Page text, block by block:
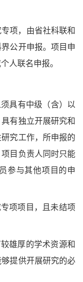
项，由省社科联和
公开申报。项目申
人联名申报。
具有中级（含）以
有独立开展研究和
究工作，所申报的
目负责人同时只能
参与其他项目的申
项项目，且未结项
雄厚的学术资源和
提供开展研究的必